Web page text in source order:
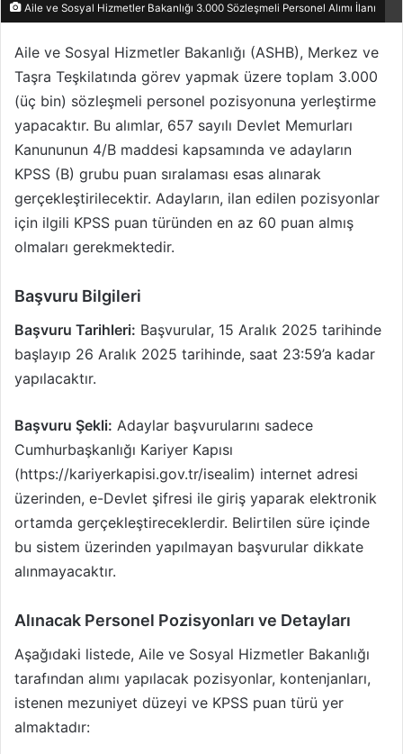
Aile ve Sosyal Hizmetler Bakanlığı 3.000 Sözleşmeli Personel Alımı İlanı
Aile ve Sosyal Hizmetler Bakanlığı (ASHB), Merkez ve
Taşra Teşkilatında görev yapmak üzere toplam 3.000
(üç bin) sözleşmeli personel pozisyonuna yerleştirme
yapacaktır. Bu alımlar, 657 sayılı Devlet Memurları
Kanununun 4/B maddesi kapsamında ve adayların
KPSS (B) grubu puan sıralaması esas alınarak
gerçekleştirilecektir. Adayların, ilan edilen pozisyonlar
için ilgili KPSS puan türünden en az 60 puan almış
olmaları gerekmektedir.
Başvuru Bilgileri
Başvuru Tarihleri: Başvurular, 15 Aralık 2025 tarihinde
başlayıp 26 Aralık 2025 tarihinde, saat 23:59’a kadar
yapılacaktır.
Başvuru Şekli: Adaylar başvurularını sadece
Cumhurbaşkanlığı Kariyer Kapısı
(https://kariyerkapisi.gov.tr/isealim) internet adresi
üzerinden, e-Devlet şifresi ile giriş yaparak elektronik
ortamda gerçekleştireceklerdir. Belirtilen süre içinde
bu sistem üzerinden yapılmayan başvurular dikkate
alınmayacaktır.
Alınacak Personel Pozisyonları ve Detayları
Aşağıdaki listede, Aile ve Sosyal Hizmetler Bakanlığı
tarafından alımı yapılacak pozisyonlar, kontenjanları,
istenen mezuniyet düzeyi ve KPSS puan türü yer
almaktadır: